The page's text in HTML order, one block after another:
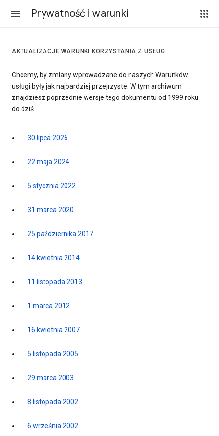
Prywatność i warunki
AKTUALIZACJE WARUNKI KORZYSTANIA Z USŁUG
Chcemy, by zmiany wprowadzane do naszych Warunków
usługi były jak najbardziej przejrzyste. W tym archiwum
znajdziesz poprzednie wersje tego dokumentu od 1999 roku
do dziś.
30 lipca 2026
22 maja 2024
5 stycznia 2022
31 marca 2020
25 października 2017
14 kwietnia 2014
11 listopada 2013
1 marca 2012
16 kwietnia 2007
5 listopada 2005
29 marca 2003
8 listopada 2002
6 września 2002